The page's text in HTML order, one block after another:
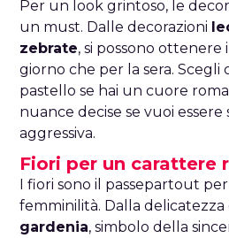
Per un look grintoso, le
un must. Dalle decorazioni
zebrate, si possono ottenere
giorno che per la sera. Scegli
pastello se hai un cuore
nuance decise se vuoi essere
aggressiva.
Fiori per un carattere
I fiori sono il passepartout
femminilità. Dalla delicatezza
gardenia, simbolo della